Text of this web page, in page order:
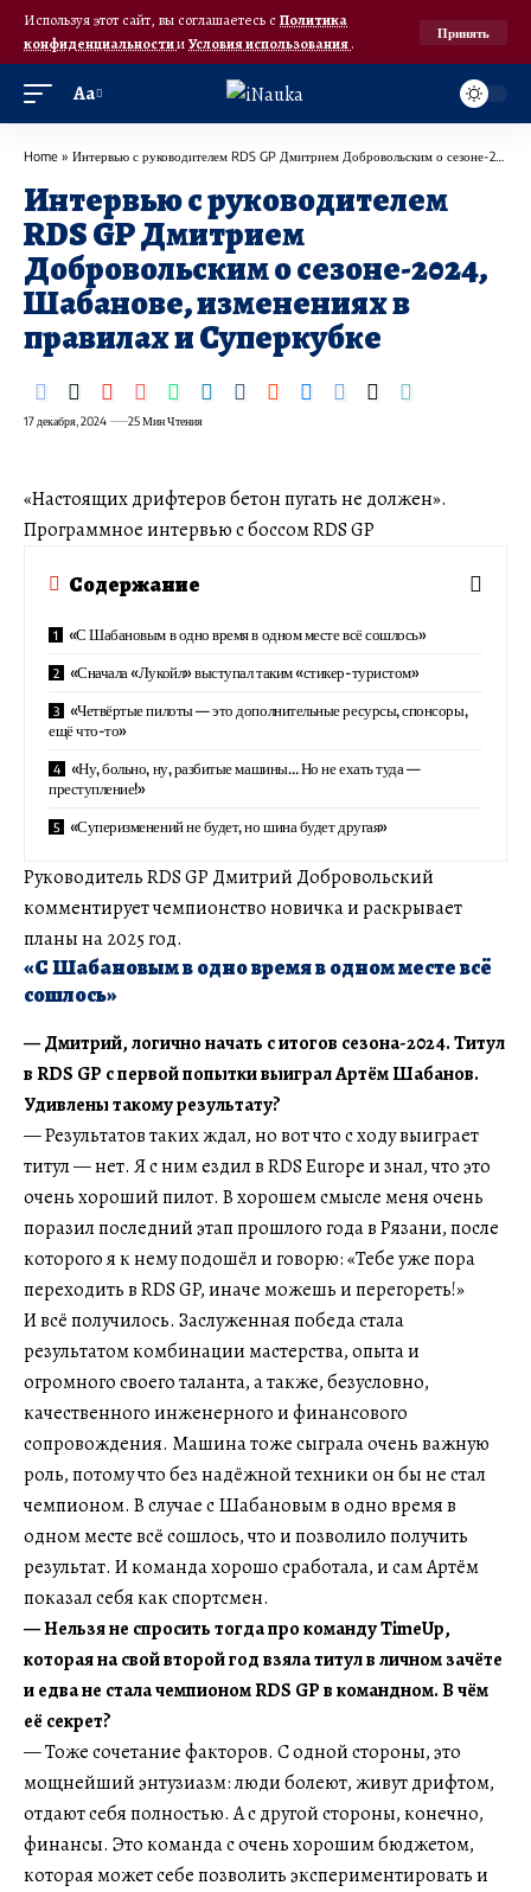
Используя этот сайт, вы соглашаетесь с Политика
конфиденциальностииУсловия использования.
Принять
Аа
Home » Интервью с руководителем RDS GP Дмитрием Добровольским о сезоне-2024, Шабанове, изменениях в правилах и Суперкубке
Интервью с руководителем
RDS GP Дмитрием
Добровольским о сезоне-2024,
Шабанове, изменениях в
правилах и Суперкубке
17 декабря, 2024 25 Мин Чтения
«Настоящих дрифтеров бетон пугать не должен».
Программное интервью с боссом RDS GP
Содержание
«С Шабановым в одно время в одном месте всё сошлось»
«Сначала «Лукойл» выступал таким «стикер-туристом»
«Четвёртые пилоты — это дополнительные ресурсы, спонсоры,
ещё что-то»
«Ну, больно, ну, разбитые машины… Но не ехать туда —
преступление!»
«Суперизменений не будет, но шина будет другая»
Руководитель RDS GP Дмитрий Добровольский
комментирует чемпионство новичка и раскрывает
планы на 2025 год.
«С Шабановым в одно время в одном месте всё
сошлось»
— Дмитрий, логично начать с итогов сезона-2024. Титул
в RDS GP с первой попытки выиграл Артём Шабанов.
Удивлены такому результату?
— Результатов таких ждал, но вот что с ходу выиграет
титул — нет. Я с ним ездил в RDS Europe и знал, что это
очень хороший пилот. В хорошем смысле меня очень
поразил последний этап прошлого года в Рязани, после
которого я к нему подошёл и говорю: «Тебе уже пора
переходить в RDS GP, иначе можешь и перегореть!»
И всё получилось. Заслуженная победа стала
результатом комбинации мастерства, опыта и
огромного своего таланта, а также, безусловно,
качественного инженерного и финансового
сопровождения. Машина тоже сыграла очень важную
роль, потому что без надёжной техники он бы не стал
чемпионом. В случае с Шабановым в одно время в
одном месте всё сошлось, что и позволило получить
результат. И команда хорошо сработала, и сам Артём
показал себя как спортсмен.
— Нельзя не спросить тогда про команду TimeUp,
которая на свой второй год взяла титул в личном зачёте
и едва не стала чемпионом RDS GP в командном. В чём
её секрет?
— Тоже сочетание факторов. С одной стороны, это
мощнейший энтузиазм: люди болеют, живут дрифтом,
отдают себя полностью. А с другой стороны, конечно,
финансы. Это команда с очень хорошим бюджетом,
которая может себе позволить экспериментировать и